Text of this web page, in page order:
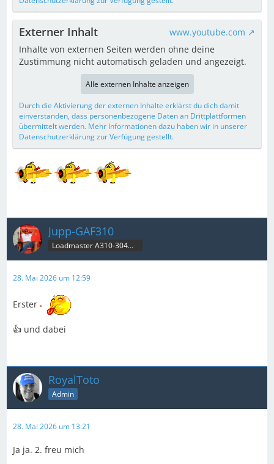
Externer Inhalt
www.youtube.com
Inhalte von externen Seiten werden ohne deine
Zustimmung nicht automatisch geladen und angezeigt.
Alle externen Inhalte anzeigen
Durch die Aktivierung der externen Inhalte erklärst du dich damit
einverstanden, dass personenbezogene Daten an Drittplattformen
übermittelt werden. Mehr Informationen dazu haben wir in unserer
Datenschutzerklärung zur Verfügung gestellt.
Jupp-GAF310
Loadmaster A310-304MRT & B707C
28. Mai 2026 um 12:59
Erster
👍 und dabei
RoyalToto
Admin
28. Mai 2026 um 13:21
Ja ja. 2. freu mich